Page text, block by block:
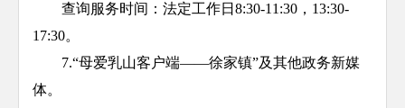
查询服务时间：法定工作日8:30-11:30，13:30-
17:30。
7.“母爱乳山客户端——徐家镇”及其他政务新媒
体。